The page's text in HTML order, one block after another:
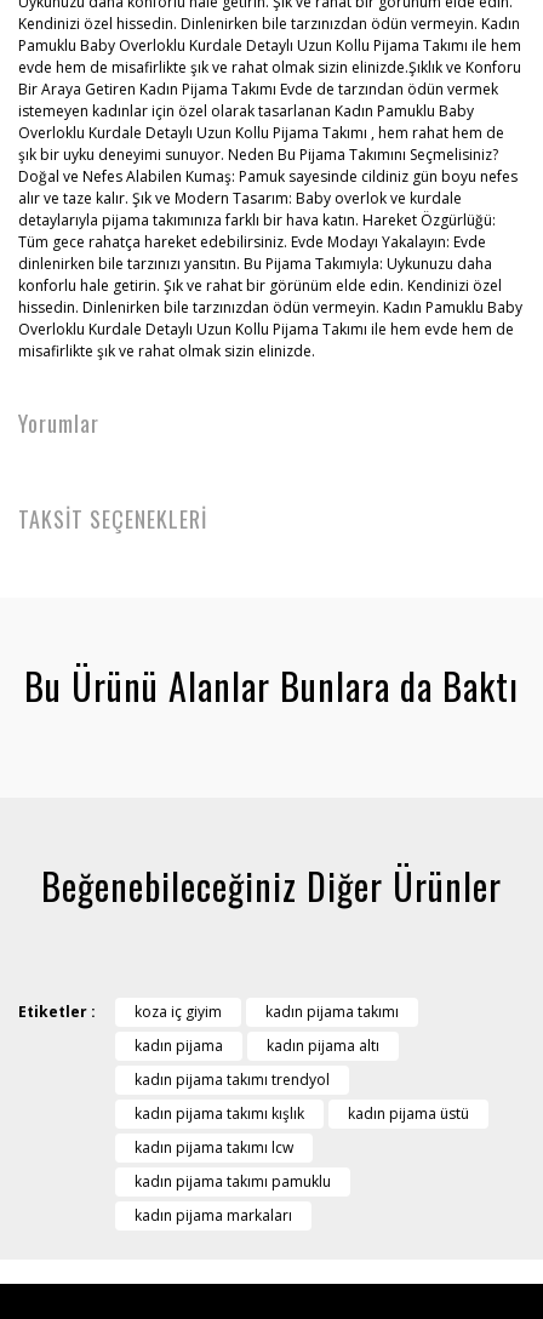
Kendinizi özel hissedin. Dinlenirken bile tarzınızdan ödün vermeyin. Kadın
Pamuklu Baby Overloklu Kurdale Detaylı Uzun Kollu Pijama Takımı ile hem
evde hem de misafirlikte şık ve rahat olmak sizin elinizde.Şıklık ve Konforu
Bir Araya Getiren Kadın Pijama Takımı Evde de tarzından ödün vermek
istemeyen kadınlar için özel olarak tasarlanan Kadın Pamuklu Baby
Overloklu Kurdale Detaylı Uzun Kollu Pijama Takımı , hem rahat hem de
şık bir uyku deneyimi sunuyor. Neden Bu Pijama Takımını Seçmelisiniz?
Doğal ve Nefes Alabilen Kumaş: Pamuk sayesinde cildiniz gün boyu nefes
alır ve taze kalır. Şık ve Modern Tasarım: Baby overlok ve kurdale
detaylarıyla pijama takımınıza farklı bir hava katın. Hareket Özgürlüğü:
Tüm gece rahatça hareket edebilirsiniz. Evde Modayı Yakalayın: Evde
dinlenirken bile tarzınızı yansıtın. Bu Pijama Takımıyla: Uykunuzu daha
konforlu hale getirin. Şık ve rahat bir görünüm elde edin. Kendinizi özel
hissedin. Dinlenirken bile tarzınızdan ödün vermeyin. Kadın Pamuklu Baby
Overloklu Kurdale Detaylı Uzun Kollu Pijama Takımı ile hem evde hem de
misafirlikte şık ve rahat olmak sizin elinizde.
Yorumlar
TAKSİT SEÇENEKLERİ
Bu Ürünü Alanlar Bunlara da Baktı
Beğenebileceğiniz Diğer Ürünler
Etiketler : koza iç giyim
kadın pijama takımı
kadın pijama
kadın pijama altı
kadın pijama takımı trendyol
kadın pijama takımı kışlık
kadın pijama üstü
kadın pijama takımı lcw
kadın pijama takımı pamuklu
kadın pijama markaları